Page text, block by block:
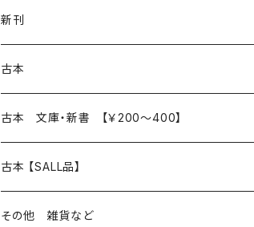
再入荷
新刊
本 の あれこれ
読書のこと
本屋のこと
文芸
近代小説 エッセイ 戯曲（日本人作家）
現代小説 エッセイ 戯曲（日本人作家）
日々 の できこと
日常の 風景 群像
生き方 ライフスタイル
古本
本 の あれこれ
読書のこと
本屋のこと
日本文学
小説 エッセイ 戯曲（日本人作家）
海外文学
古本 文庫・新書 【￥200～400】
日本文学
小説 エッセイ 戯曲
海外文学
古本 【SALL品】
20％OFF
その他 雑貨など